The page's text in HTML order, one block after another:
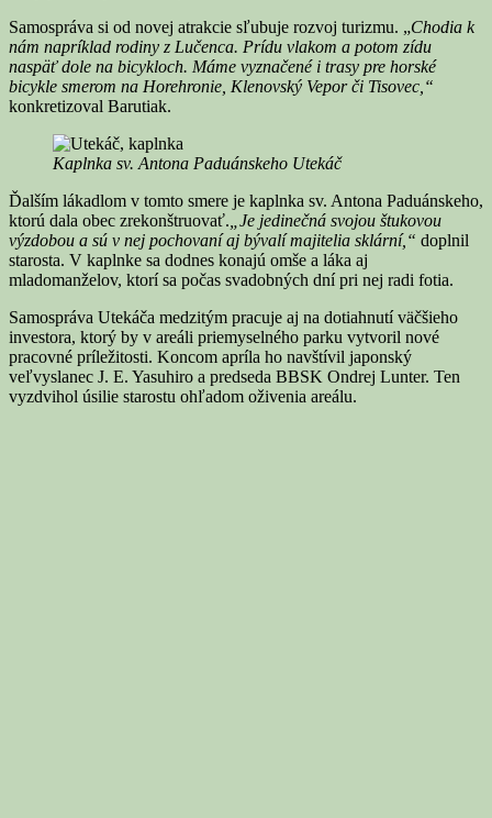
Samospráva si od novej atrakcie sľubuje rozvoj turizmu. „Chodia k
nám napríklad rodiny z Lučenca. Prídu vlakom a potom zídu
naspäť dole na bicykloch. Máme vyznačené i trasy pre horské
bicykle smerom na Horehronie, Klenovský Vepor či Tisovec,“
konkretizoval Barutiak.
Kaplnka sv. Antona Paduánskeho Utekáč
Ďalším lákadlom v tomto smere je kaplnka sv. Antona Paduánskeho,
ktorú dala obec zrekonštruovať. „Je jedinečná svojou štukovou
výzdobou a sú v nej pochovaní aj bývalí majitelia sklární,“ doplnil
starosta. V kaplnke sa dodnes konajú omše a láka aj
mladomanželov, ktorí sa počas svadobných dní pri nej radi fotia.
Samospráva Utekáča medzitým pracuje aj na dotiahnutí väčšieho
investora, ktorý by v areáli priemyselného parku vytvoril nové
pracovné príležitosti. Koncom apríla ho navštívil japonský
veľvyslanec J. E. Yasuhiro a predseda BBSK Ondrej Lunter. Ten
vyzdvihol úsilie starostu ohľadom oživenia areálu.